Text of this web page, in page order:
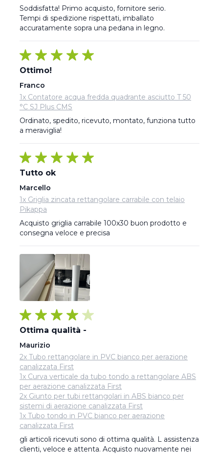
Soddisfatta! Primo acquisto, fornitore serio.
Tempi di spedizione rispettati, imballato
accuratamente sopra una pedana in legno.
Ottimo!
Franco
1x Contatore acqua fredda quadrante asciutto T 50
°C SJ Plus CMS
Ordinato, spedito, ricevuto, montato, funziona tutto
a meraviglia!
Tutto ok
Marcello
1x Griglia zincata rettangolare carrabile con telaio
Pikappa
Acquisto griglia carrabile 100x30 buon prodotto e
consegna veloce e precisa
Ottima qualità -
Maurizio
2x Tubo rettangolare in PVC bianco per aerazione
canalizzata First
1x Curva verticale da tubo tondo a rettangolare ABS
per aerazione canalizzata First
2x Giunto per tubi rettangolari in ABS bianco per
sistemi di aerazione canalizzata First
1x Tubo tondo in PVC bianco per aerazione
canalizzata First
gli articoli ricevuti sono di ottima qualità. L assistenza
clienti, veloce e attenta. Acquisto nuovamente nei